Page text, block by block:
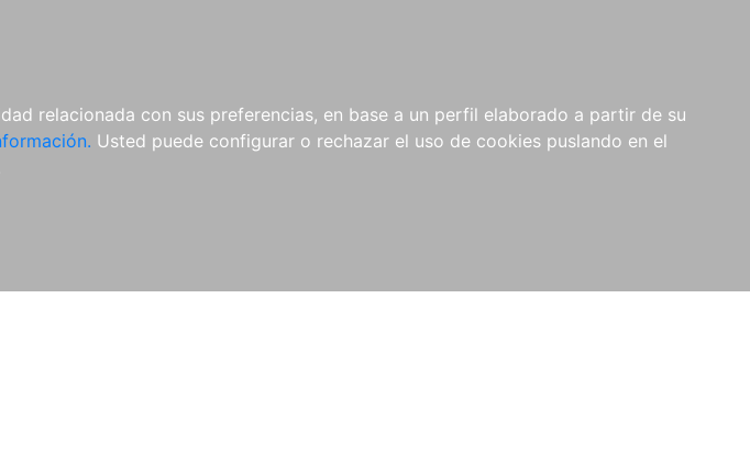
relacionada con sus preferencias, en base a un perfil elaborado a partir de su
Usted puede configurar o rechazar el uso de cookies puslando en el
MATERIAL
COMPLEMENTARIO
NOVEDADES NOTICIAS
COMPRAS
INSTITUCIONALES